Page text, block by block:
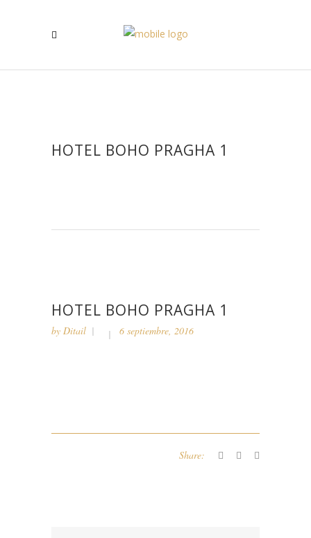
HOTEL BOHO PRAGHA 1
HOTEL BOHO PRAGHA 1
by Ditail 6 septiembre, 2016
Share: